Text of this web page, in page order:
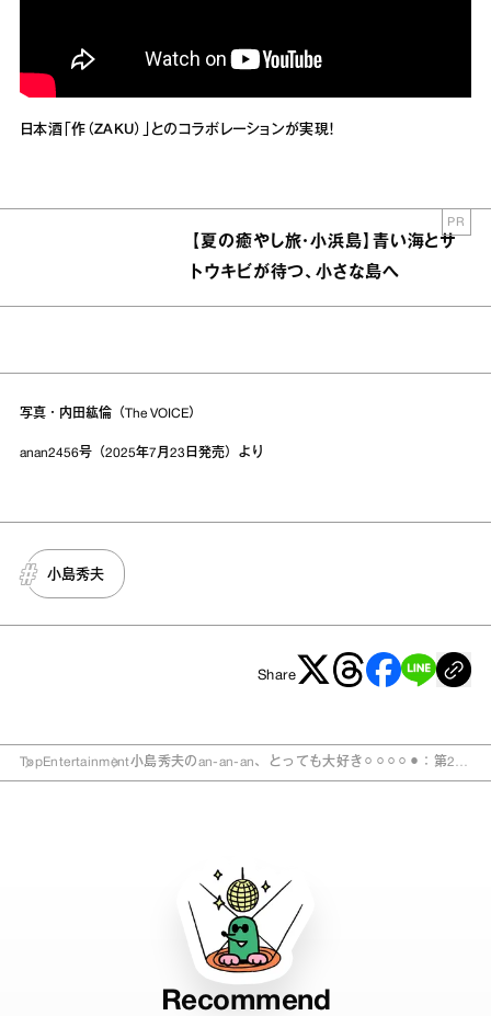
日本酒「作（ZAKU）」とのコラボレーションが実現！
【夏の癒やし旅・小浜島】青い海とサ
トウキビが待つ、小さな島へ
PR
写真・内田紘倫（The VOICE）
anan2456号（2025年7月23日発売）より
小島秀夫
Share
TopEntertainment小島秀夫のan‐an‐an、とっても大好き⚪︎⚪︎⚪︎⚪︎⚫︎：第28
Recommend